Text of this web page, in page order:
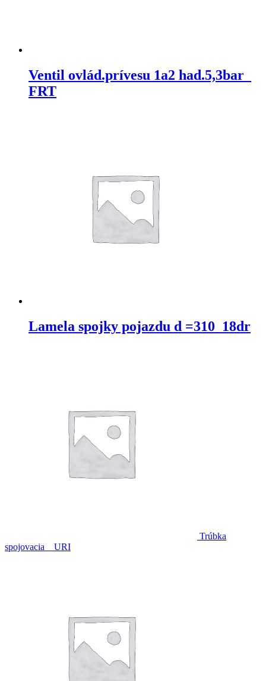
Ventil ovlád.prívesu 1a2 had.5,3bar_
FRT
Lamela spojky pojazdu d =310_18dr
Trúbka
spojovacia _ URI